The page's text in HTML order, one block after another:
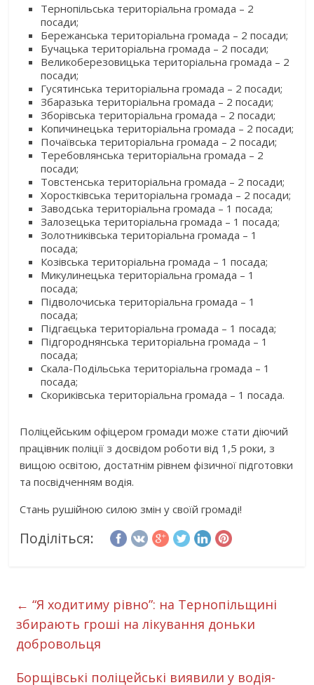
Тернопільська територіальна громада – 2
посади;
Бережанська територіальна громада – 2 посади;
Бучацька територіальна громада – 2 посади;
Великоберезовицька територіальна громада – 2
посади;
Гусятинська територіальна громада – 2 посади;
Збаразька територіальна громада – 2 посади;
Зборівська територіальна громада – 2 посади;
Копичинецька територіальна громада – 2 посади;
Почаївська територіальна громада – 2 посади;
Теребовлянська територіальна громада – 2
посади;
Товстенська територіальна громада – 2 посади;
Хоростківська територіальна громада – 2 посади;
Заводська територіальна громада – 1 посада;
Залозецька територіальна громада – 1 посада;
Золотниківська територіальна громада – 1
посада;
Козівська територіальна громада – 1 посада;
Микулинецька територіальна громада – 1
посада;
Підволочиська територіальна громада – 1
посада;
Підгаєцька територіальна громада – 1 посада;
Підгороднянська територіальна громада – 1
посада;
Скала-Подільська територіальна громада – 1
посада;
Скориківська територіальна громада – 1 посада.
Поліцейським офіцером громади може стати діючий
працівник поліції з досвідом роботи від 1,5 роки, з
вищою освітою, достатнім рівнем фізичної підготовки
та посвідченням водія.
Стань рушійною силою змін у своїй громаді!
Поділіться:
← “Я ходитиму рівно”: на Тернопільщині
збирають гроші на лікування доньки
добровольця
Борщівські поліцейські виявили у водія-